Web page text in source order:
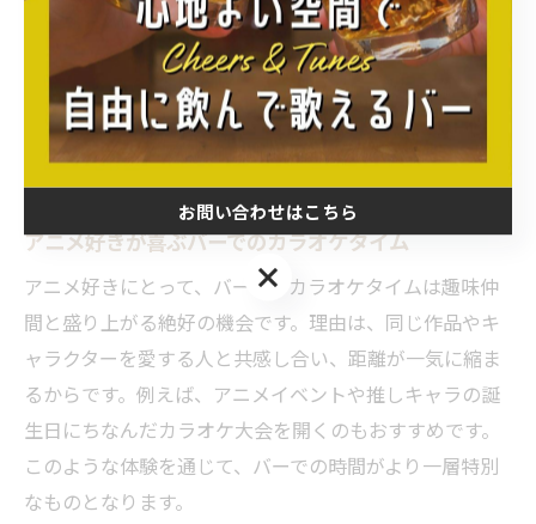
ることで、より快適なカラオケタイムが実現するからで
す。例えば、マイクの使い方やエコー機能の調整、リク
エストの出し方などをスタッフに聞いてみると良いでし
ょう。こうした具体的な工夫で、満足度の高いカラオケ
体験が叶います。
アニメ好きが喜ぶバーでのカラオケタイム
アニメ好きにとって、バーでのカラオケタイムは趣味仲
間と盛り上がる絶好の機会です。理由は、同じ作品やキ
ャラクターを愛する人と共感し合い、距離が一気に縮ま
るからです。例えば、アニメイベントや推しキャラの誕
生日にちなんだカラオケ大会を開くのもおすすめです。
このような体験を通じて、バーでの時間がより一層特別
なものとなります。
お問い合わせはこちら
お問い合わせはこちら